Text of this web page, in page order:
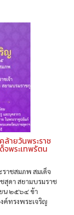
ล้ายวันพระราช
จพระเทพรัตน
าชสมภพ สมเด็จ
สุดา สยามบรมราช
น ๒๕๖๔ ข้า
ค์ทรงพระเจริญ